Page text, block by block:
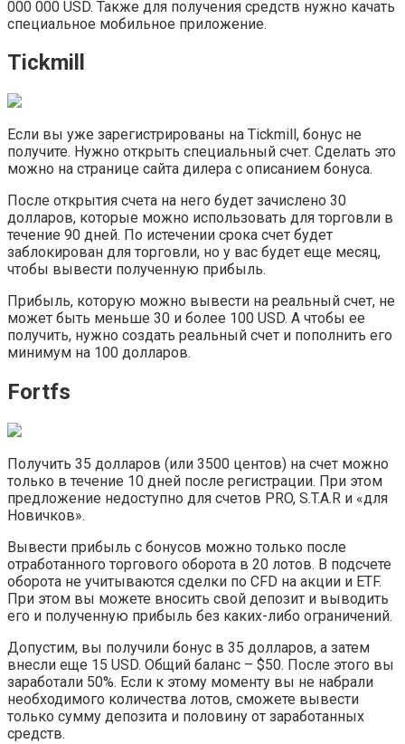
000 000 USD. Также для получения средств нужно качать
специальное мобильное приложение.
Tickmill
Если вы уже зарегистрированы на Tickmill, бонус не
получите. Нужно открыть специальный счет. Сделать это
можно на странице сайта дилера с описанием бонуса.
После открытия счета на него будет зачислено 30
долларов, которые можно использовать для торговли в
течение 90 дней. По истечении срока счет будет
заблокирован для торговли, но у вас будет еще месяц,
чтобы вывести полученную прибыль.
Прибыль, которую можно вывести на реальный счет, не
может быть меньше 30 и более 100 USD. А чтобы ее
получить, нужно создать реальный счет и пополнить его
минимум на 100 долларов.
Fortfs
Получить 35 долларов (или 3500 центов) на счет можно
только в течение 10 дней после регистрации. При этом
предложение недоступно для счетов PRO, S.T.A.R и «для
Новичков».
Вывести прибыль с бонусов можно только после
отработанного торгового оборота в 20 лотов. В подсчете
оборота не учитываются сделки по CFD на акции и ETF.
При этом вы можете вносить свой депозит и выводить
его и полученную прибыль без каких-либо ограничений.
Допустим, вы получили бонус в 35 долларов, а затем
внесли еще 15 USD. Общий баланс – $50. После этого вы
заработали 50%. Если к этому моменту вы не набрали
необходимого количества лотов, сможете вывести
только сумму депозита и половину от заработанных
средств.